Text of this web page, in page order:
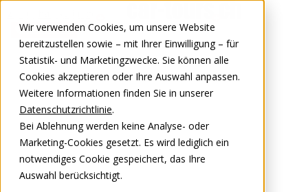
Wir verwenden Cookies, um unsere Website
bereitzustellen sowie – mit Ihrer Einwilligung – für
Statistik- und Marketingzwecke. Sie können alle
Cookies akzeptieren oder Ihre Auswahl anpassen.
Weitere Informationen finden Sie in unserer
Datenschutzrichtlinie.
Bei Ablehnung werden keine Analyse- oder
Marketing-Cookies gesetzt. Es wird lediglich ein
notwendiges Cookie gespeichert, das Ihre
Auswahl berücksichtigt.
0848 00 77 88